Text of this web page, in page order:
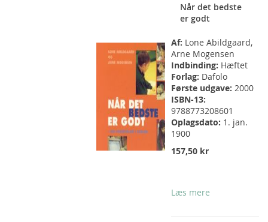
Når det bedste
er godt
Af: Lone Abildgaard,
Arne Mogensen
Indbinding: Hæftet
Forlag: Dafolo
Første udgave: 2000
ISBN-13:
9788773208601
Oplagsdato: 1. jan.
1900
157,50 kr
Læs mere